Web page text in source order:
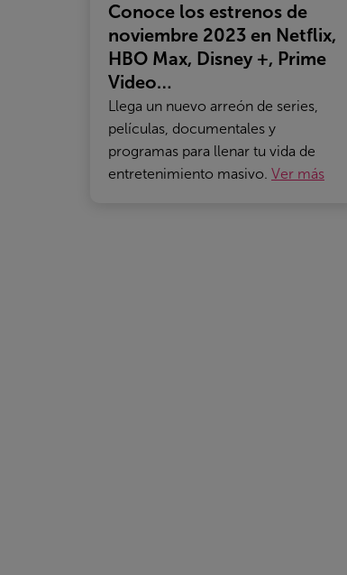
Conoce los estrenos de
noviembre 2023 en Netflix,
HBO Max, Disney +, Prime
Video…
Llega un nuevo arreón de series,
películas, documentales y
programas para llenar tu vida de
entretenimiento masivo. Ver más